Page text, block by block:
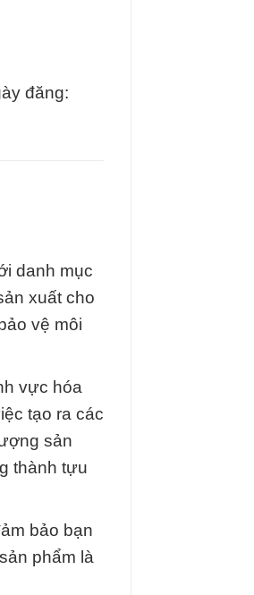
đăng:
danh mục
xuất cho
vệ môi
vực hóa
tạo ra các
sản
thành tựu
bảo bạn
phẩm là